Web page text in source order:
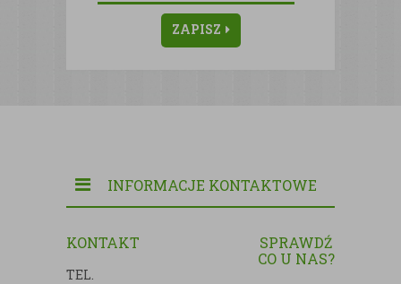
ZAPISZ
INFORMACJE KONTAKTOWE
KONTAKT
TEL.
SPRAWDŹ
CO U NAS?